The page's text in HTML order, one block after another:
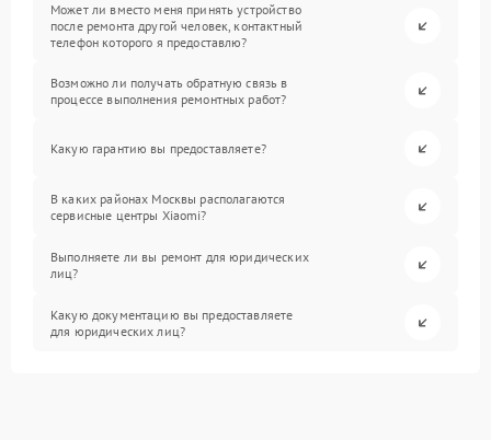
Может ли вместо меня принять устройство
после ремонта другой человек, контактный
телефон которого я предоставлю?
Возможно ли получать обратную связь в
процессе выполнения ремонтных работ?
Какую гарантию вы предоставляете?
В каких районах Москвы располагаются
сервисные центры Xiaomi?
Выполняете ли вы ремонт для юридических
лиц?
Какую документацию вы предоставляете
для юридических лиц?